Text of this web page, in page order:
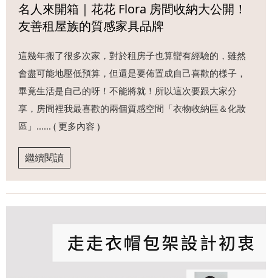
名人來開箱｜花花 Flora 房間收納大公開！
友善租屋族的質感家具品牌
這幾年搬了很多次家，對於租房子也算蠻有經驗的，雖然
會盡可能地壓低預算，但還是要佈置成自己喜歡的樣子，
畢竟生活是自己的呀！不能將就！所以這次要跟大家分
享，房間裡我最喜歡的兩個質感空間「衣物收納區＆化妝
區」...... ( 更多內容 )
繼續閱讀